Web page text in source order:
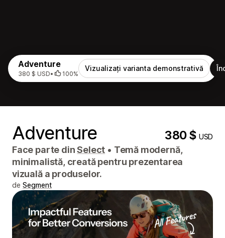
Adventure
380 $ USD• 100%
Vizualizați varianta demonstrativă
Adventure 380 $USD
Face parte dinSelect • Temă modernă,
minimalistă, creată pentru prezentarea
vizuală a produselor.
de Segment